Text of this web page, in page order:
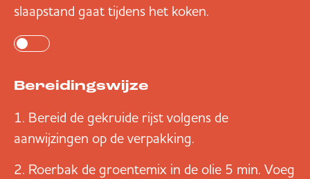
slaapstand gaat tijdens het koken.
Bereidingswijze
Bereid de gekruide rijst volgens de
aanwijzingen op de verpakking.
Roerbak de groentemix in de olie 5 min. Voeg